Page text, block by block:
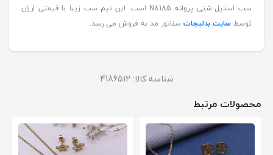
ست استیل شنی پروانه N8185 است. این نیم ست زیبا با قیمتی ارزان
توسط سایت بدلیجات سناتور مد به فروش می رسد.
شناسه کالا: 4186512
محصولات مرتبط